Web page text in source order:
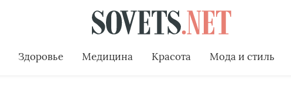
Здоровье Медицина Красота Мода и стиль